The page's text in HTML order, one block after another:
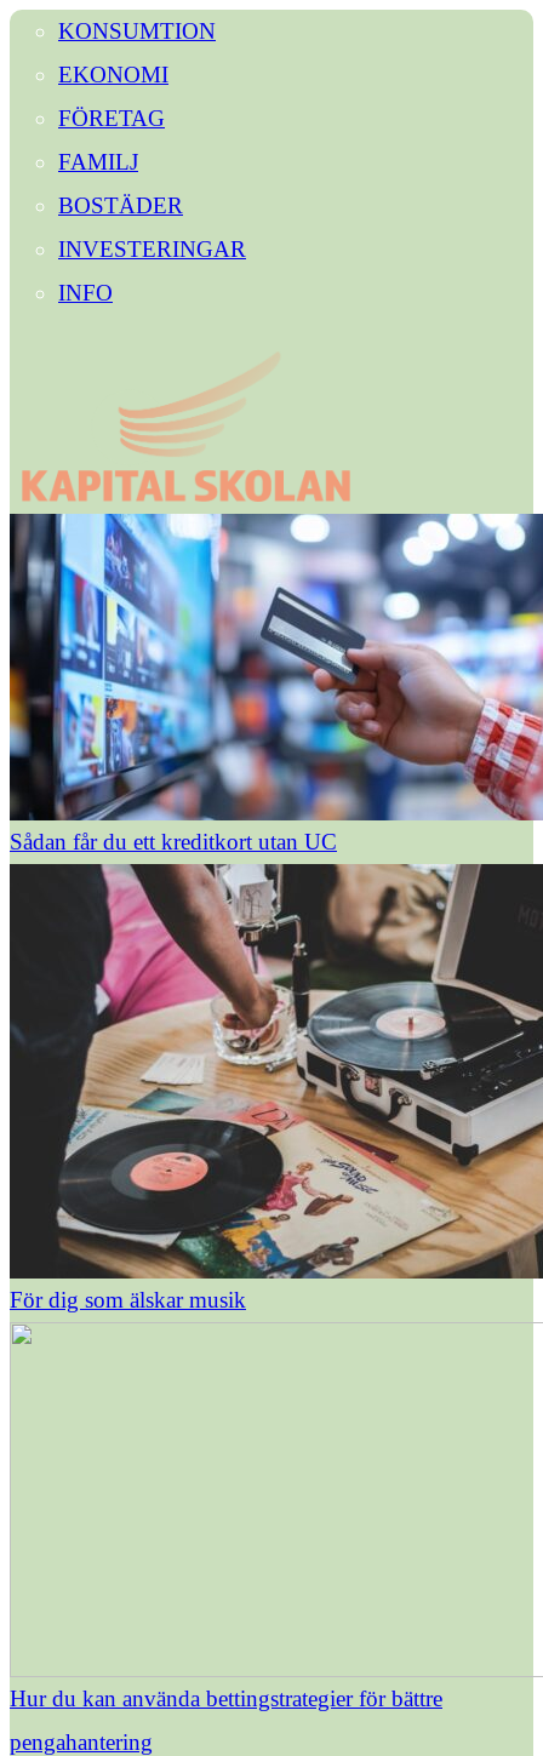
KONSUMTION
EKONOMI
FÖRETAG
FAMILJ
BOSTÄDER
INVESTERINGAR
INFO
Sådan får du ett kreditkort utan UC
För dig som älskar musik
Hur du kan använda bettingstrategier för bättre
pengahantering